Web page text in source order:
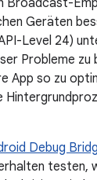
Broadcast-
Geräten
Level 24)
Probleme zu
App so zu
Debug
testen,